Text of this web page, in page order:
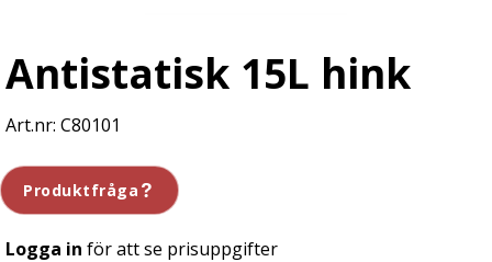
Antistatisk 15L hink
C80101
Produktfråga
Logga in för att se prisuppgifter